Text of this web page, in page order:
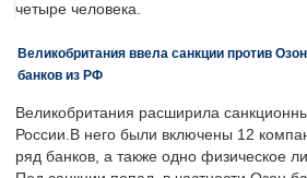
четыре человека.
Великобритания ввела санкции против
банков из РФ
Великобритания расширила
России.В него были включены 12
ряд банков, а также одно физическое